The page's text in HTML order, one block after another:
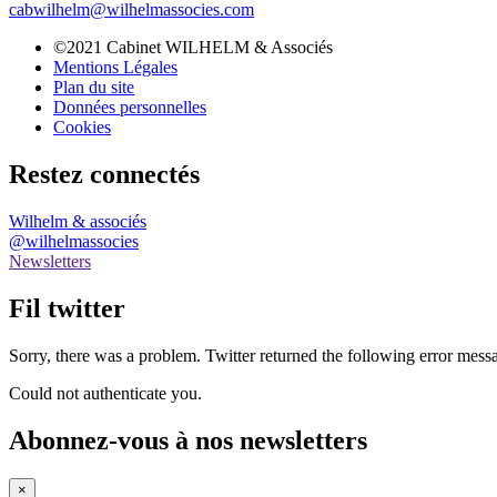
cabwilhelm@wilhelmassocies.com
©2021 Cabinet WILHELM & Associés
Mentions Légales
Plan du site
Données personnelles
Cookies
Restez connectés
Wilhelm & associés
@wilhelmassocies
Newsletters
Fil twitter
Sorry, there was a problem. Twitter returned the following error
Could not authenticate you.
Abonnez-vous à nos newsletters
×